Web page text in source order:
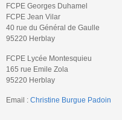
FCPE Georges Duhamel
FCPE Jean Vilar
40 rue du Général de Gaulle
95220 Herblay
FCPE Lycée Montesquieu
165 rue Emile Zola
95220 Herblay
Email : Christine Burgue Padoin